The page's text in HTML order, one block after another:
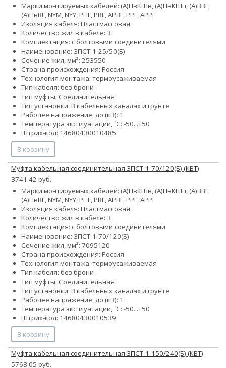
Марки монтируемых кабелей: (А)ПвКШв, (А)ПвКШп, (А)ВВГ,
(А)ПвВГ, NYM, NYY, РПГ, РВГ, АРВГ, РРГ, АРРГ
Изоляция кабеля: Пластмассовая
Количество жил в кабеле: 3
Комплектация: с болтовыми соединителями
Наименование: 3ПСТ-1-25/50(Б)
Сечение жил, мм²: 253550
Страна происхождения: Россия
Технология монтажа: термоусаживаемая
Тип кабеля: без брони
Тип муфты: Соединительная
Тип установки: В кабельных каналах и грунте
Рабочее напряжение, до (кВ): 1
Температура эксплуатации, ˚С: -50...+50
Штрих-код: 14680430010485
В корзину
Муфта кабельная соединительная 3ПСТ-1-70/120(Б) (КВТ)
3741.42 руб.
Марки монтируемых кабелей: (А)ПвКШв, (А)ПвКШп, (А)ВВГ,
(А)ПвВГ, NYM, NYY, РПГ, РВГ, АРВГ, РРГ, АРРГ
Изоляция кабеля: Пластмассовая
Количество жил в кабеле: 3
Комплектация: с болтовыми соединителями
Наименование: 3ПСТ-1-70/120(Б)
Сечение жил, мм²: 7095120
Страна происхождения: Россия
Технология монтажа: термоусаживаемая
Тип кабеля: без брони
Тип муфты: Соединительная
Тип установки: В кабельных каналах и грунте
Рабочее напряжение, до (кВ): 1
Температура эксплуатации, ˚С: -50...+50
Штрих-код: 14680430010539
В корзину
Муфта кабельная соединительная 3ПСТ-1-150/240(Б) (КВТ)
5768.05 руб.